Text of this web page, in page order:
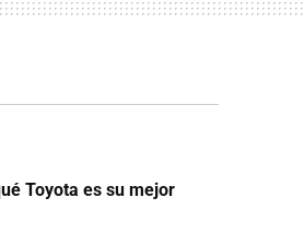
Toyota es su mejor